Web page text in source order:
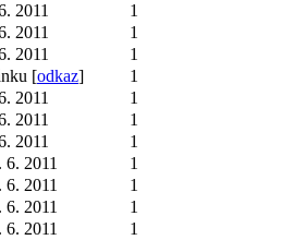
2011
1
2011
1
2011
1
[odkaz]
1
2011
1
2011
1
2011
1
6. 2011
1
6. 2011
1
6. 2011
1
6. 2011
1